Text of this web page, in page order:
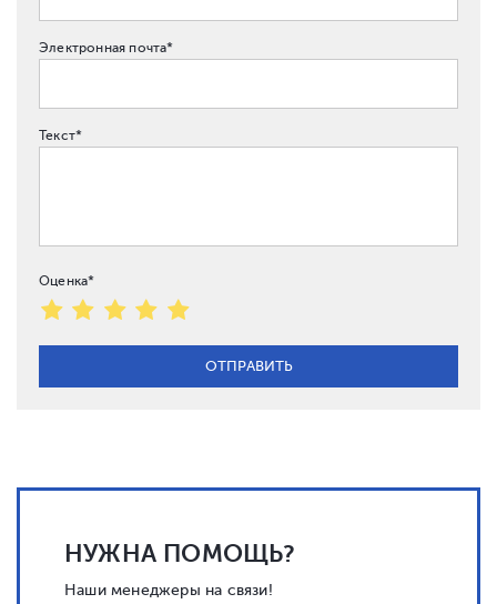
Электронная почта*
Текст*
Оценка*
НУЖНА ПОМОЩЬ?
Наши менеджеры на связи!